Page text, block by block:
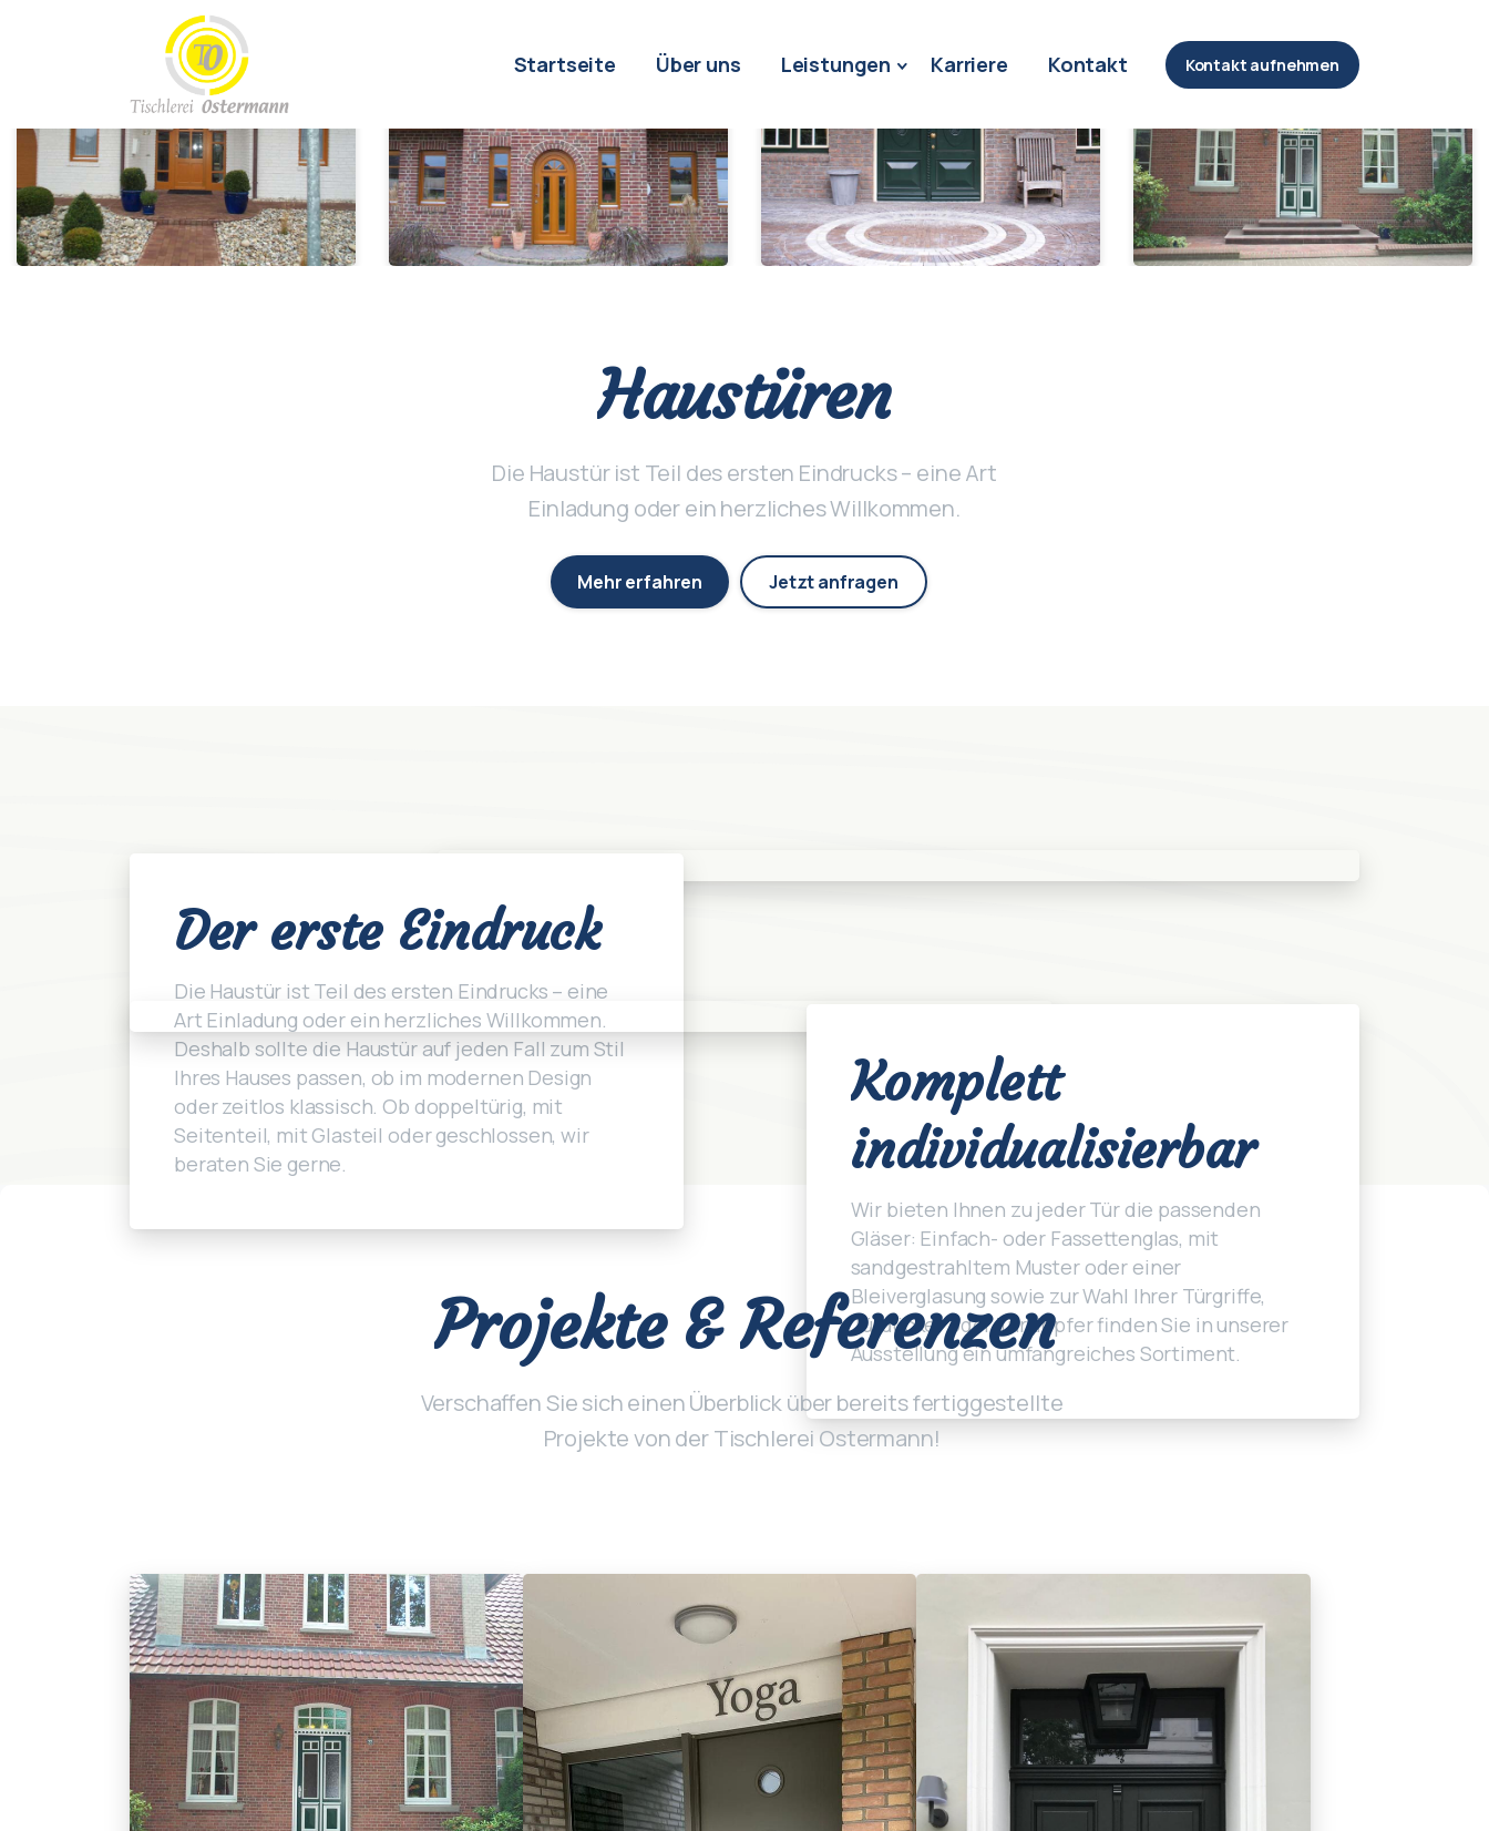
Startseite Über uns Leistungen Karriere Kontakt Kontakt aufnehmen
Haustüren
Die Haustür ist Teil des ersten Eindrucks – eine Art
Einladung oder ein herzliches Willkommen.
Mehr erfahren Jetzt anfragen
Der erste Eindruck
Die Haustür ist Teil des ersten Eindrucks – eine
Art Einladung oder ein herzliches Willkommen.
Deshalb sollte die Haustür auf jeden Fall zum Stil
Ihres Hauses passen, ob im modernen Design
oder zeitlos klassisch. Ob doppeltürig, mit
Seitenteil, mit Glasteil oder geschlossen, wir
beraten Sie gerne.
Komplett
individualisierbar
Wir bieten Ihnen zu jeder Tür die passenden
Gläser: Einfach- oder Fassettenglas, mit
sandgestrahltem Muster oder einer
Bleiverglasung sowie zur Wahl Ihrer Türgriffe,
Türdücker oder Türklopfer finden Sie in unserer
Ausstellung ein umfangreiches Sortiment.
Projekte & Referenzen
Verschaffen Sie sich einen Überblick über bereits fertiggestellte
Projekte von der Tischlerei Ostermann!